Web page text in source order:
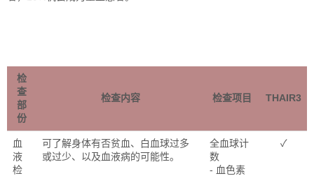
检
查
部
份
检查内容 检查项目 THAIR3
血
液
检
可了解身体有否贫血、白血球过多
或过少、以及血液病的可能性。
全血球计
数
- 血色素
✓